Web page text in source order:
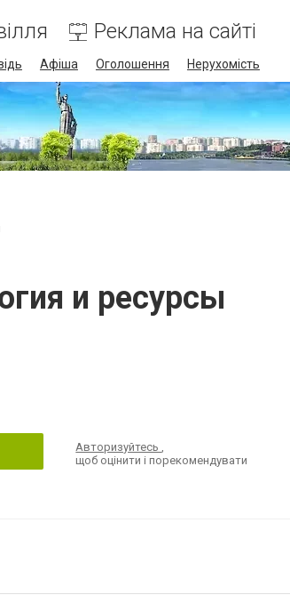
Реклама на сайті
Афіша Оголошення Нерухомість
и ресурсы
Авторизуйтесь,
щоб оцінити і порекомендувати